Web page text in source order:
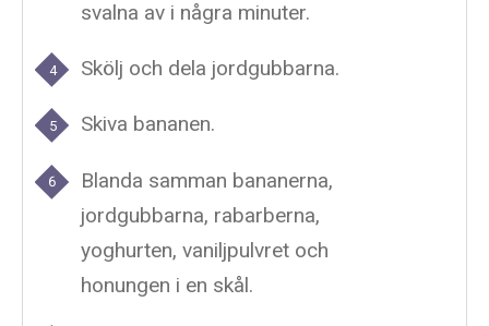
svalna av i några minuter.
Skölj och dela jordgubbarna.
Skiva bananen.
Blanda samman bananerna,
jordgubbarna, rabarberna,
yoghurten, vaniljpulvretoch
honungen i en skål.